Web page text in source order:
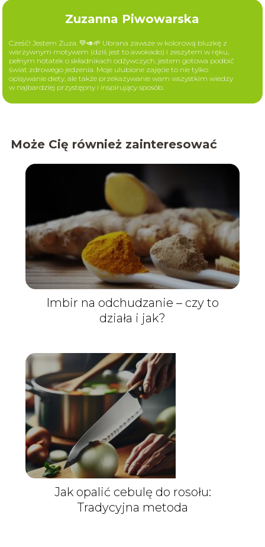
Zuzanna Piwowarska
Cześć! Jestem Zuza. 💚🥑🌱 Ubrana zawsze w kolorową bluzkę z
warzywnym motywem (dziś jest to awokado) i zeszytem w ręku,
pełnym notatek o składnikach odżywczych, jestem gotowa podbić
świat zdrowego jedzenia. Moje ulubione zajęcie to nie tylko
opisywanie diety, ale także przekazywanie wam wszystkim wiedzy
w najbardziej przystępny i inspirujący sposób.
Może Cię również zainteresować
Imbir na odchudzanie – czy to
działa i jak?
Jak opalić cebulę do rosołu:
Tradycyjna metoda